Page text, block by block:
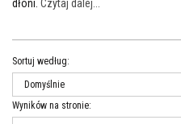
dłoni. Czytaj dalej...
Sortuj według:
Wyników na stronie: